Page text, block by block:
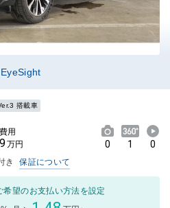
搭載車
用
万円 0 1 0
き 保証について
希望のお支払い方法を設定